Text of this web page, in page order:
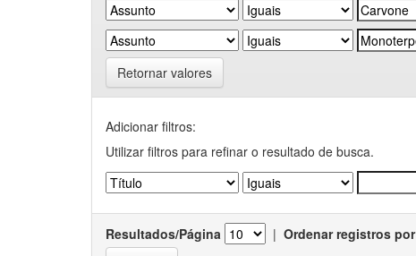
Retornar valores
Adicionar filtros:
Utilizar filtros para refinar o resultado de busca.
Resultados/Página | Ordenar registros por